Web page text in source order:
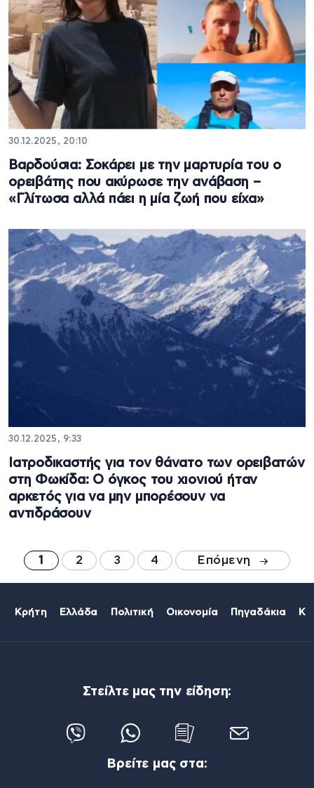
30.12.2025, 20:10
Βαρδούσια: Σοκάρει με την μαρτυρία του ο
ορειβάτης που ακύρωσε την ανάβαση –
«Γλίτωσα αλλά πάει η μία ζωή που είχα»
30.12.2025, 9:33
Ιατροδικαστής για τον θάνατο των ορειβατών
στη Φωκίδα: Ο όγκος του χιονιού ήταν
αρκετός για να μην μπορέσουν να
αντιδράσουν
1 2 3 4 Επόμενη
Κρήτη Ελλάδα Πολιτική Οικονομία Πηγαδάκια
Στείλτε μας την είδηση:
Βρείτε μας στα: